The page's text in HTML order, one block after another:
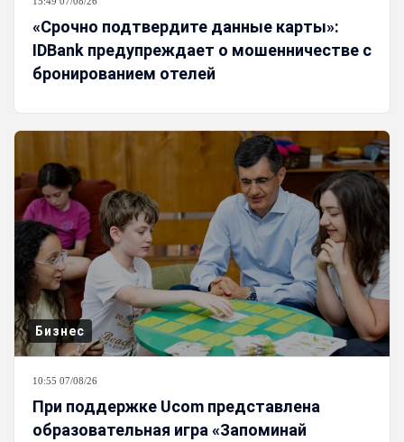
«Срочно подтвердите данные карты»:
IDBank предупреждает о мошенничестве с
бронированием отелей
Бизнес
10:55 07/08/26
При поддержке Ucom представлена
образовательная игра «Запоминай